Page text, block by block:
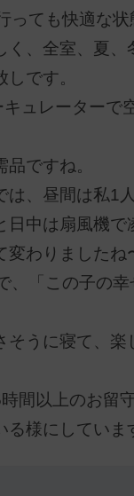
っても快適な状
く、全室、夏、
です。
キュレーターで
ですね。
は、昼間は私1
日中は扇風機で
わりましたね
、「この子の
そうに寝て、楽
間以上のお留
様にしていま